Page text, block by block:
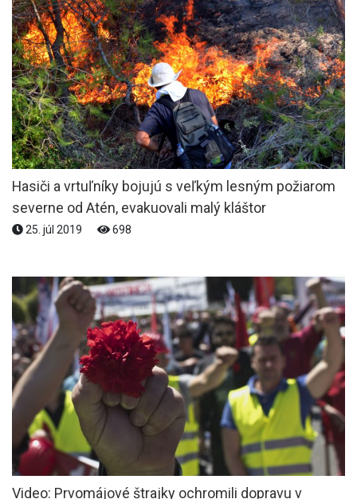
Hasiči a vrtuľníky bojujú s veľkým lesným požiarom
severne od Atén, evakuovali malý kláštor
25. júl 2019 698
Video: Prvomájové štrajky ochromili dopravu v